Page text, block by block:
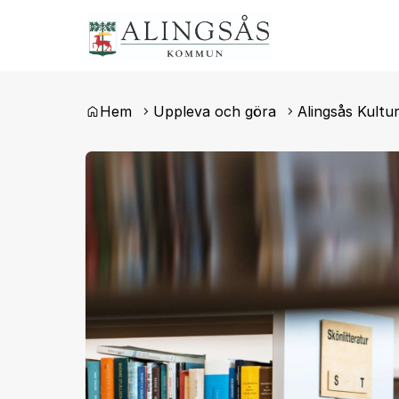
Du är här:
Hem Uppleva och göra Alingsås